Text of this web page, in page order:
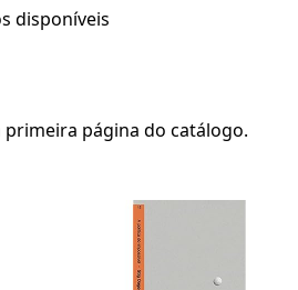
disponíveis
página do catálogo.